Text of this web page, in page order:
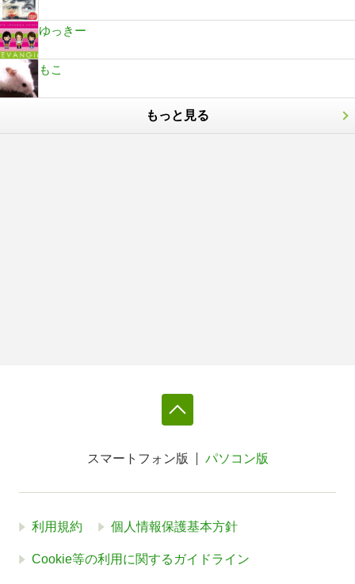
ゆっきー
もこ
もっと見る
スマートフォン版 パソコン版
利用規約 個人情報保護基本方針
Cookie等の利用に関するガイドライン